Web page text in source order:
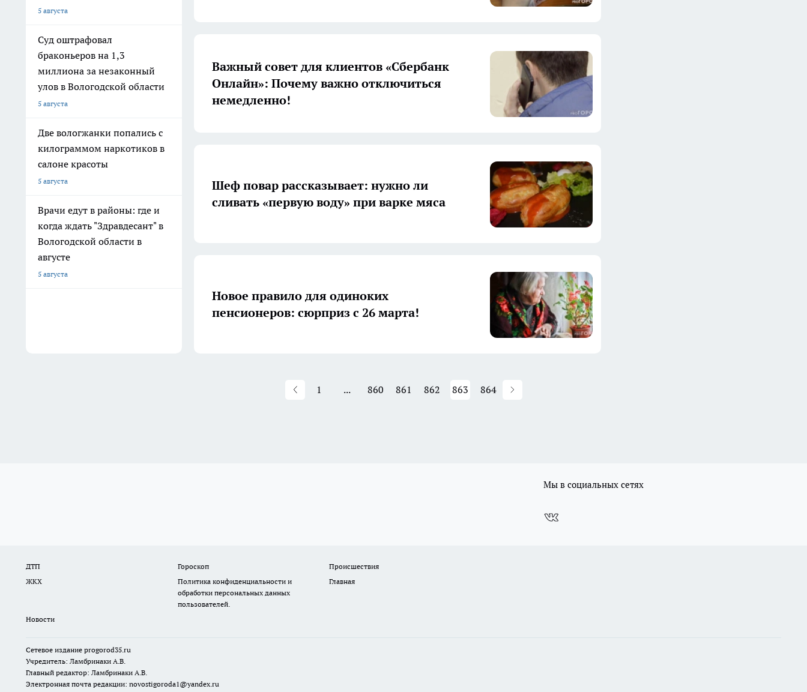
5 августа
Суд оштрафовал
браконьеров на 1,3
миллиона за незаконный
улов в Вологодской области
5 августа
Две вологжанки попались с
килограммом наркотиков в
салоне красоты
5 августа
Врачи едут в районы: где и
когда ждать "Здравдесант" в
Вологодской области в
августе
5 августа
Важный совет для клиентов «Сбербанк
Онлайн»: Почему важно отключиться
немедленно!
Шеф повар рассказывает: нужно ли
сливать «первую воду» при варке мяса
Новое правило для одиноких
пенсионеров: сюрприз с 26 марта!
1 ... 860 861 862 863 864
Мы в социальных сетях
ДТП Гороскоп
Происшествия
ЖКХ
Политика конфиденциальности и
обработки персональных данных
пользователей.
Главная
Новости
Сетевое издание progorod35.ru
Учредитель: Ламбринаки А.В.
Главный редактор: Ламбринаки А.В.
Электронная почта редакции: novostigoroda1@yandex.ru